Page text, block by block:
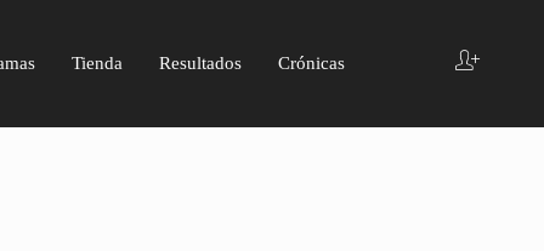
Tienda Resultados Crónicas